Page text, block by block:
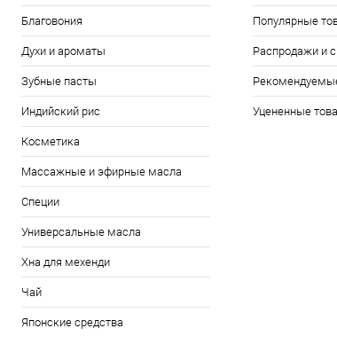
Благовония
Духи и ароматы
Зубные пасты
Индийский рис
Косметика
Массажные и эфирные масла
Специи
Универсальные масла
Хна для мехенди
Чай
Японские средства
Популярные
Распродажи и
Уцененные